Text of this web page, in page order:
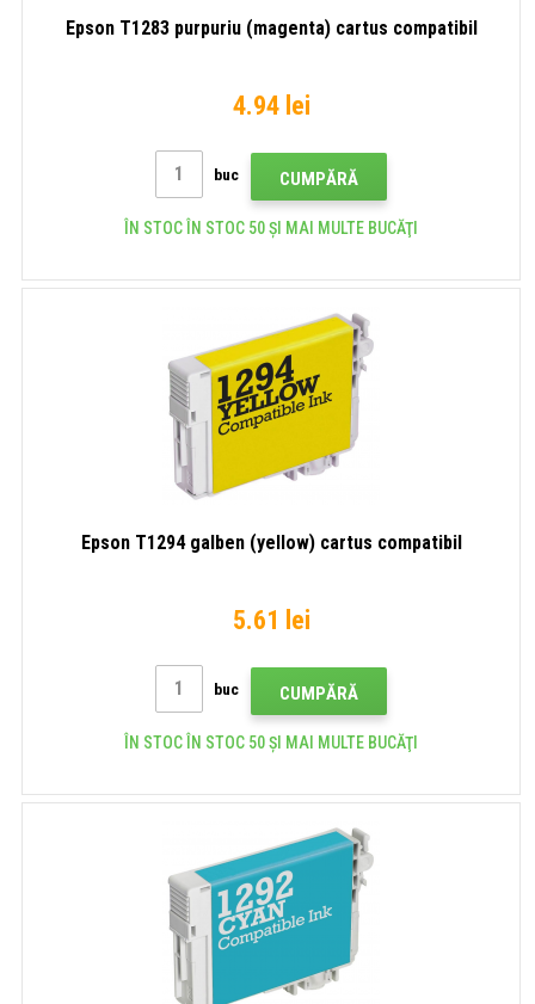
Epson T1283 purpuriu (magenta) cartus compatibil
4.94 lei
buc CUMPĂRĂ
ÎN STOC ÎN STOC 50 ȘI MAI MULTE BUCĂŢI
Epson T1294 galben (yellow) cartus compatibil
5.61 lei
buc CUMPĂRĂ
ÎN STOC ÎN STOC 50 ȘI MAI MULTE BUCĂŢI